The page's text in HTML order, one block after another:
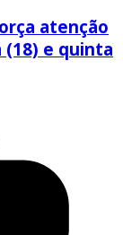
atenção
e quinta